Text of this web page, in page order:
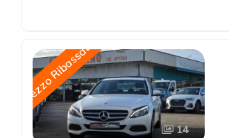
Prezzo Ribassato
14